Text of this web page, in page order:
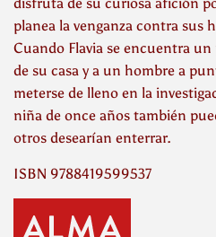
planea la venganza contra sus
Cuando Flavia se encuentra
de su casa y a un hombre a
meterse de lleno en la
niña de once años también
otros desearían enterrar.
ISBN 9788419599537